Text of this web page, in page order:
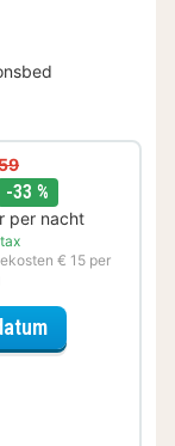
-33 %
per nacht
€ 15 per
voor Relax